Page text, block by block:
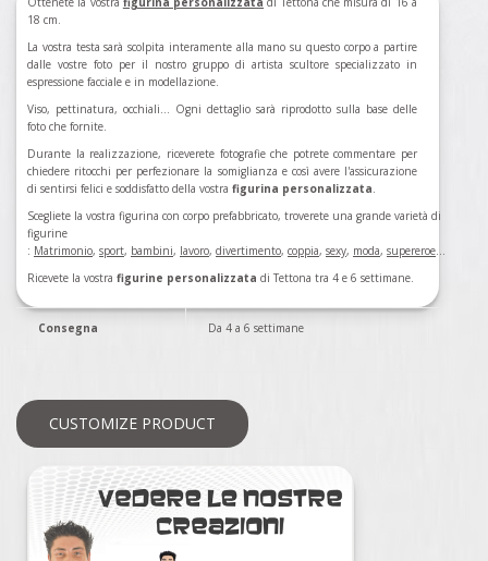
18 cm.
La vostra testa sarà scolpita interamente alla mano su questo corpo a partire
dalle vostre foto per il nostro gruppo di artista scultore specializzato in
espressione facciale e in modellazione.
Viso, pettinatura, occhiali... Ogni dettaglio sarà riprodotto sulla base delle
foto che fornite.
Durante la realizzazione, riceverete fotografie che potrete commentare per
chiedere ritocchi per perfezionare la somiglianza e così avere l'assicurazione
di sentirsi felici e soddisfatto della vostra figurina personalizzata.
Scegliete la vostra figurina con corpo prefabbricato, troverete una grande varietà di
figurine
: Matrimonio, sport, bambini, lavoro, divertimento, coppia, sexy, moda, supereroe...
Ricevete la vostra figurine personalizzata di Tettona tra 4 e 6 settimane.
Consegna Da 4 a 6 settimane
CUSTOMIZE PRODUCT